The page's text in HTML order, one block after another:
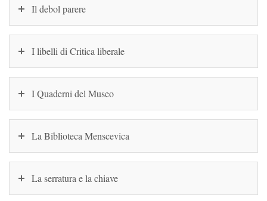
Il debol parere
I libelli di Critica liberale
I Quaderni del Museo
La Biblioteca Menscevica
La serratura e la chiave